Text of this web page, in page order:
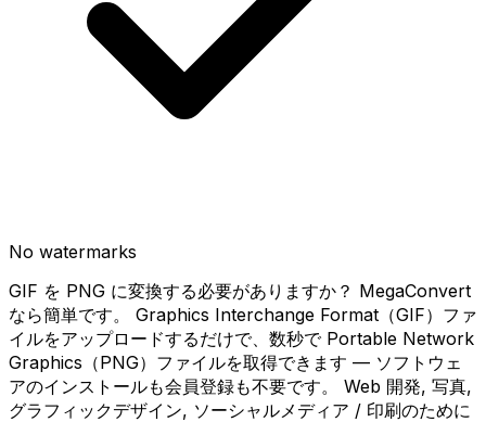
No watermarks
GIF を PNG に変換する必要がありますか？ MegaConvert
なら簡単です。 Graphics Interchange Format（GIF）ファ
イルをアップロードするだけで、数秒で Portable Network
Graphics（PNG）ファイルを取得できます — ソフトウェ
アのインストールも会員登録も不要です。 Web 開発, 写真,
グラフィックデザイン, ソーシャルメディア / 印刷のために